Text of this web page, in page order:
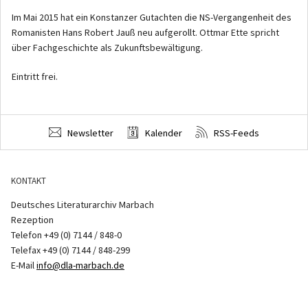
Im Mai 2015 hat ein Konstanzer Gutachten die NS-Vergangenheit des
Romanisten Hans Robert Jauß neu aufgerollt. Ottmar Ette spricht
über Fachgeschichte als Zukunftsbewältigung.
Eintritt frei.
Newsletter Kalender RSS-Feeds
KONTAKT
Deutsches Literaturarchiv Marbach
Rezeption
Telefon +49 (0) 7144 / 848-0
Telefax +49 (0) 7144 / 848-299
E-Mail info@dla-marbach.de